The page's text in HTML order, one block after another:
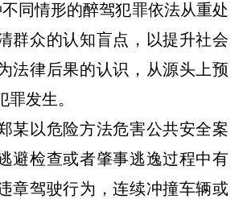
同情形的醉驾犯罪依法从重处
群众的认知盲点，以提升社会
法律后果的认识，从源头上预
罪发生。
以危险方法危害公共安全案
避检查或者肇事逃逸过程中有
章驾驶行为，连续冲撞车辆或